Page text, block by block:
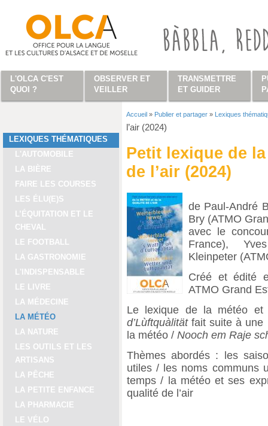
LEXIQUES THÉMATIQUES
L'AUTOMOBILE
LA BIÈRE
FAIRE LES COURSES
LES ÉLU(E)S
L’ÉQUITATION ET LE
CHEVAL
LE FOOTBALL
LA GASTRONOMIE
L'INDISPENSABLE
LE LIVRE
LA MÉDECINE
LA MÉTÉO
LA NATURE
LES OUTILS ET LES
ARTISANS
LA PÊCHE
LA PETITE ENFANCE
LA PHARMACIE
LE VÉLO
Vous êtes ici
Accueil » Publier et partager » Lexiques
l’air (2024)
Petit lexique de
de l’air (2024)
de Paul-André
Bry (ATMO
avec le
France),
Kleinpeter
Créé et édité
ATMO Grand
Le lexique de la météo
d’Lùftquàlitätfait suite à une
la météo / Nooch em Raje
Thèmes abordés : les
utiles / les noms communs
temps / la météo et ses
qualité de l’air
L'OLCA C'EST
QUOI ?
OBSERVER ET
VEILLER
TRANSMETTRE
ET GUIDER